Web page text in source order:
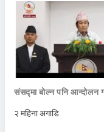
संसद्मा बोल्न पनि आन्दोलन
२ महिना अगाडि